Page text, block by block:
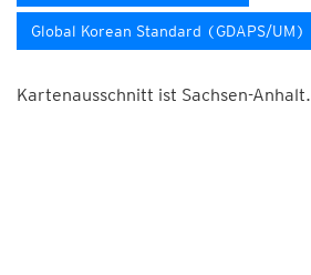
Global Korean Standard (GDAPS/UM)
Kartenausschnitt ist Sachsen-Anhalt.